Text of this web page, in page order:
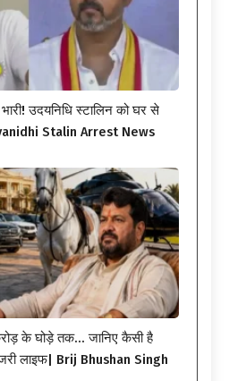
उदयनिधि स्टालिन को घर से
Stalin Arrest News
के घोड़े तक… जानिए कैसी है
लाइफ| Brij Bhushan Singh